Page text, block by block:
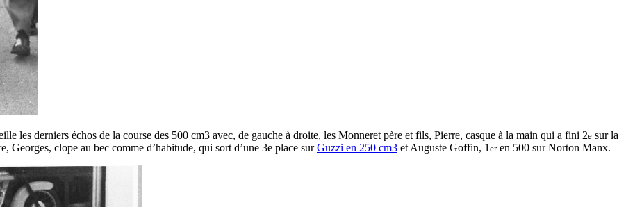
les derniers échos de la course des 500 cm3 avec, de gauche à droite, les Monneret père et fils, Pierre, casque à la main qui a fini 2e sur la
Georges, clope au bec comme d’habitude, qui sort d’une 3e place surGuzzi en 250 cm3 et Auguste Goffin, 1 eren 500 sur Norton Manx.